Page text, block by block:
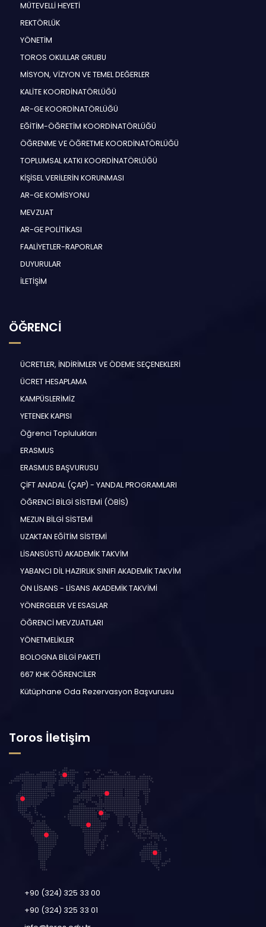
MÜTEVELLİ HEYETİ
REKTÖRLÜK
YÖNETİM
TOROS OKULLAR GRUBU
MİSYON, VİZYON VE TEMEL DEĞERLER
KALİTE KOORDİNATÖRLÜĞÜ
AR-GE KOORDİNATÖRLÜĞÜ
EĞİTİM-ÖĞRETİM KOORDİNATÖRLÜĞÜ
ÖĞRENME VE ÖĞRETME KOORDİNATÖRLÜĞÜ
TOPLUMSAL KATKI KOORDİNATÖRLÜĞÜ
KİŞİSEL VERİLERİN KORUNMASI
AR-GE KOMİSYONU
MEVZUAT
AR-GE POLİTİKASI
FAALİYETLER-RAPORLAR
DUYURULAR
İLETİŞİM
ÖĞRENCİ
ÜCRETLER, İNDİRİMLER VE ÖDEME SEÇENEKLERİ
ÜCRET HESAPLAMA
KAMPÜSLERİMİZ
YETENEK KAPISI
Öğrenci Toplulukları
ERASMUS
ERASMUS BAŞVURUSU
ÇİFT ANADAL (ÇAP) - YANDAL PROGRAMLARI
ÖĞRENCİ BİLGİ SİSTEMİ (ÖBİS)
MEZUN BİLGİ SİSTEMİ
UZAKTAN EĞİTİM SİSTEMİ
LİSANSÜSTÜ AKADEMİK TAKVİM
YABANCI DİL HAZIRLIK SINIFI AKADEMİK TAKVİM
ÖN LİSANS - LİSANS AKADEMİK TAKVİMİ
YÖNERGELER VE ESASLAR
ÖĞRENCİ MEVZUATLARI
YÖNETMELİKLER
BOLOGNA BİLGİ PAKETİ
667 KHK ÖĞRENCİLER
Kütüphane Oda Rezervasyon Başvurusu
Toros İletişim
+90 (324) 325 33 00
+90 (324) 325 33 01